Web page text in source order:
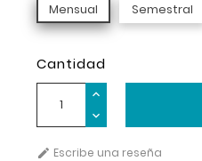
Mensual Semestral
Cantidad
 Escribe una reseña